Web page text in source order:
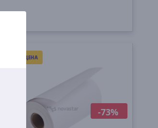
ХОРОШАЯ ЦЕНА
-73%